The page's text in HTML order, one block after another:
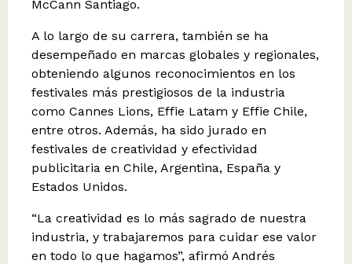
McCann Santiago.
A lo largo de su carrera, también se ha
desempeñado en marcas globales y regionales,
obteniendo algunos reconocimientos en los
festivales más prestigiosos de la industria
como Cannes Lions, Effie Latam y Effie Chile,
entre otros. Además, ha sido jurado en
festivales de creatividad y efectividad
publicitaria en Chile, Argentina, España y
Estados Unidos.
“La creatividad es lo más sagrado de nuestra
industria, y trabajaremos para cuidar ese valor
en todo lo que hagamos”, afirmó Andrés